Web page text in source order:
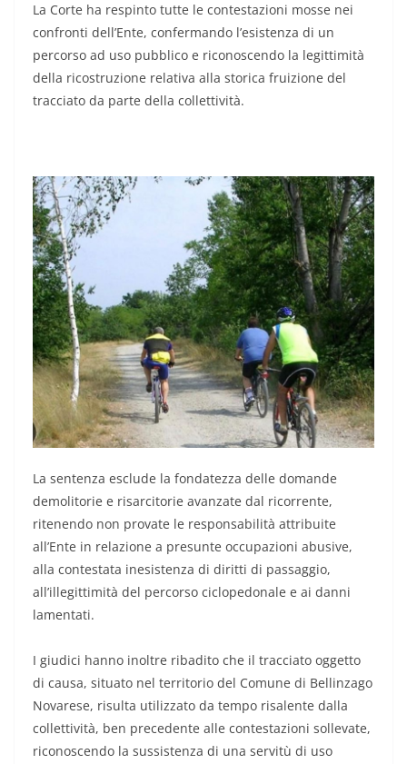
La Corte ha respinto tutte le contestazioni mosse nei
confronti dell’Ente, confermando l’esistenza di un
percorso ad uso pubblico e riconoscendo la legittimità
della ricostruzione relativa alla storica fruizione del
tracciato da parte della collettività.
La sentenza esclude la fondatezza delle domande
demolitorie e risarcitorie avanzate dal ricorrente,
ritenendo non provate le responsabilità attribuite
all’Ente in relazione a presunte occupazioni abusive,
alla contestata inesistenza di diritti di passaggio,
all’illegittimità del percorso ciclopedonale e ai danni
lamentati.
I giudici hanno inoltre ribadito che il tracciato oggetto
di causa, situato nel territorio del Comune di Bellinzago
Novarese, risulta utilizzato da tempo risalente dalla
collettività, ben precedente alle contestazioni sollevate,
riconoscendo la sussistenza di una servitù di uso